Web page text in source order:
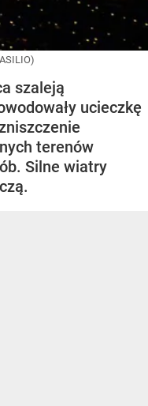
szaleją
ucieczkę
terenów
Silne wiatry